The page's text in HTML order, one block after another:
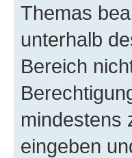
Themas
unterhalb
Bereich
mindestens
eingeben